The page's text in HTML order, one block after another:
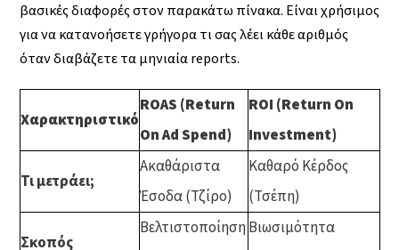
βασικές διαφορές στον παρακάτω πίνακα. Είναι χρήσιμος
για να κατανοήσετε γρήγορα τι σας λέει κάθε αριθμός
όταν διαβάζετε τα μηνιαία reports.
Χαρακτηριστικό
ROAS (Return
On Ad Spend)
ROI (Return On
Investment)
Τι μετράει;
Ακαθάριστα
Έσοδα (Τζίρο)
Καθαρό Κέρδος
(Τσέπη)
Σκοπός
ΒελτιστοποίησηΒιωσιμότητα